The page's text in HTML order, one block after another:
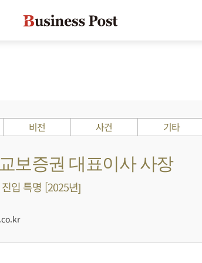
비전 사건 기타
보증권 대표이사 사장
입 특명 [2025년]